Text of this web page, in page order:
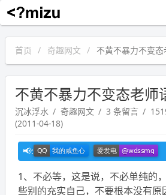
沉冰浮水
首页 奇趣网文 不黄不暴力不变态
不黄不暴力不变态老师
沉冰浮水 奇趣网文 3 条留言
(2011-04-18)
1、不必等，这是说，不必单纯
些别的充实自己，不要根本没有原